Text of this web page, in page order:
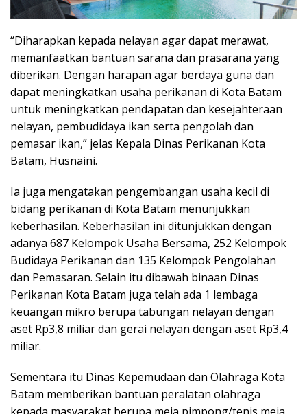
“Diharapkan kepada nelayan agar dapat merawat,
memanfaatkan bantuan sarana dan prasarana yang
diberikan. Dengan harapan agar berdaya guna dan
dapat meningkatkan usaha perikanan di Kota Batam
untuk meningkatkan pendapatan dan kesejahteraan
nelayan, pembudidaya ikan serta pengolah dan
pemasar ikan,” jelas Kepala Dinas Perikanan Kota
Batam, Husnaini.
Ia juga mengatakan pengembangan usaha kecil di
bidang perikanan di Kota Batam menunjukkan
keberhasilan. Keberhasilan ini ditunjukkan dengan
adanya 687 Kelompok Usaha Bersama, 252 Kelompok
Budidaya Perikanan dan 135 Kelompok Pengolahan
dan Pemasaran. Selain itu dibawah binaan Dinas
Perikanan Kota Batam juga telah ada 1 lembaga
keuangan mikro berupa tabungan nelayan dengan
aset Rp3,8 miliar dan gerai nelayan dengan aset Rp3,4
miliar.
Sementara itu Dinas Kepemudaan dan Olahraga Kota
Batam memberikan bantuan peralatan olahraga